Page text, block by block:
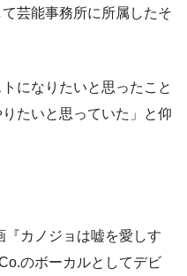
芸能事務所に所属したそ
になりたいと思ったこと
たいと思っていた」と仰
カノジョは嘘を愛しす
のボーカルとしてデビ